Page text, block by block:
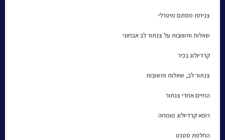
צניחת מסתם מיטרלי
שאלות ותשובות על צנתור לב אבחוני
קרדיולוג בכיר
צנתור לב, שאלות ותשובות
החיים אחרי צנתור
רופא קרדיולוג מומחה
החלפת סטנט